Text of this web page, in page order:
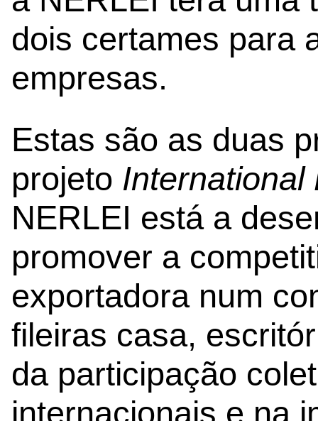
dois certames para
empresas.
Estas são as duas
projeto International
NERLEI está a
promover a
exportadora num
fileiras casa,
da participação
internacionais e na